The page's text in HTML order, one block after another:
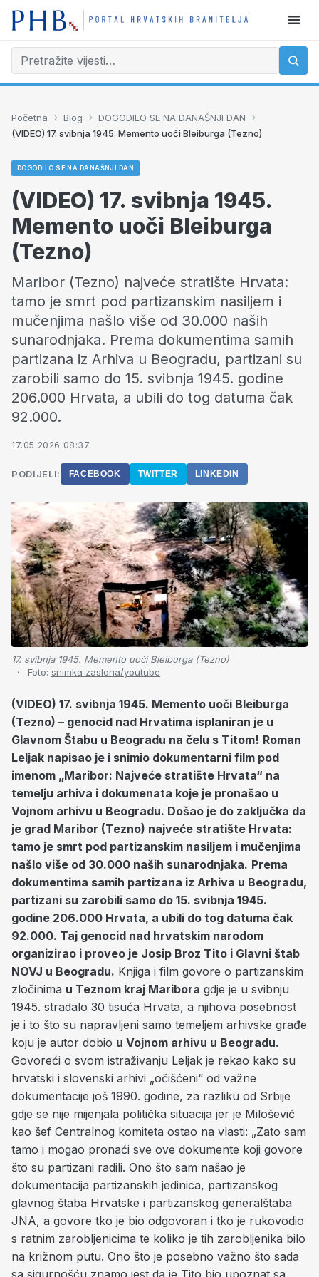
Početna › Blog › DOGODILO SE NA DANAŠNJI DAN ›
(VIDEO) 17. svibnja 1945. Memento uoči Bleiburga (Tezno)
DOGODILO SE NA DANAŠNJI DAN
(VIDEO) 17. svibnja 1945.
Memento uoči Bleiburga
(Tezno)
Maribor (Tezno) najveće stratište Hrvata:
tamo je smrt pod partizanskim nasiljem i
mučenjima našlo više od 30.000 naših
sunarodnjaka. Prema dokumentima samih
partizana iz Arhiva u Beogradu, partizani su
zarobili samo do 15. svibnja 1945. godine
206.000 Hrvata, a ubili do tog datuma čak
92.000.
17.05.2026 08:37
PODIJELI: FACEBOOK TWITTER LINKEDIN
17. svibnja 1945. Memento uoči Bleiburga (Tezno)
Foto: snimka zaslona/youtube
(VIDEO) 17. svibnja 1945. Memento uoči Bleiburga
(Tezno) – genocid nad Hrvatima isplaniran je u
Glavnom Štabu u Beogradu na čelu s Titom! Roman
Leljak napisao je i snimio dokumentarni film pod
imenom „Maribor: Najveće stratište Hrvata“ na
temelju arhiva i dokumenata koje je pronašao u
Vojnom arhivu u Beogradu. Došao je do zaključka da
je grad Maribor (Tezno) najveće stratište Hrvata:
tamo je smrt pod partizanskim nasiljem i mučenjima
našlo više od 30.000 naših sunarodnjaka. Prema
dokumentima samih partizana iz Arhiva u Beogradu,
partizani su zarobili samo do 15. svibnja 1945.
godine 206.000 Hrvata, a ubili do tog datuma čak
92.000. Taj genocid nad hrvatskim narodom
organizirao i proveo je Josip Broz Tito i Glavni štab
NOVJ u Beogradu. Knjiga i film govore o partizanskim
zločinima u Teznom kraj Maribora gdje je u svibnju
1945. stradalo 30 tisuća Hrvata, a njihova posebnost
je i to što su napravljeni samo temeljem arhivske građe
koju je autor dobio u Vojnom arhivu u Beogradu.
Govoreći o svom istraživanju Leljak je rekao kako su
hrvatski i slovenski arhivi „očišćeni“ od važne
dokumentacije još 1990. godine, za razliku od Srbije
gdje se nije mijenjala politička situacija jer je Milošević
kao šef Centralnog komiteta ostao na vlasti: „Zato sam
tamo i mogao pronaći sve ove dokumente koji govore
što su partizani radili. Ono što sam našao je
dokumentacija partizanskih jedinica, partizanskog
glavnog štaba Hrvatske i partizanskog generalštaba
JNA, a govore tko je bio odgovoran i tko je rukovodio
s ratnim zarobljenicima te koliko je tih zarobljenika bilo
na križnom putu. Ono što je posebno važno što sada